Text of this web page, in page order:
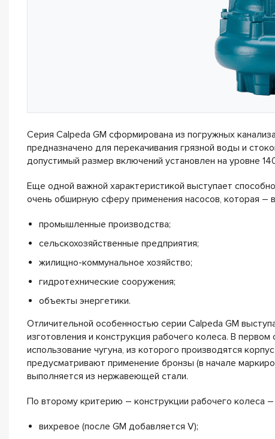
Серия Calpeda GM сформирована из погружных
предназначено для перекачивания грязной воды и
допустимый размер включений установлен на уровне
Еще одной важной характеристикой выступает
очень обширную сферу применения насосов, которая –
промышленные производства;
сельскохозяйственные предприятия;
жилищно-коммунальное хозяйство;
гидротехнические сооружения;
объекты энергетики.
Отличительной особенностью серии Calpeda GM
изготовления и конструкция рабочего колеса. В
использование чугуна, из которого производятся
предусматривают применение бронзы (в начале
выполняется из нержавеющей стали.
По второму критерию – конструкции рабочего колеса
вихревое (после GM добавляется V);